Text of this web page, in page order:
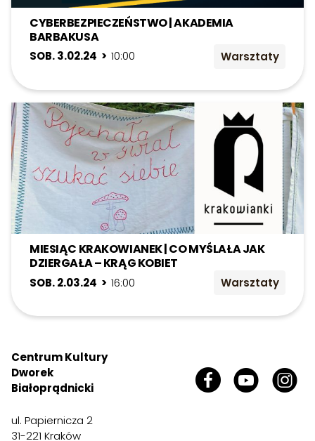
CYBERBEZPIECZEŃSTWO | AKADEMIA
BARBAKUSA
SOB. 3.02.24 > 10:00 Warsztaty
MIESIĄC KRAKOWIANEK | CO MYŚLAŁA JAK
DZIERGAŁA – KRĄG KOBIET
SOB. 2.03.24 > 16:00 Warsztaty
Centrum Kultury
Dworek
Białoprądnicki
ul. Papiernicza 2
31-221 Kraków